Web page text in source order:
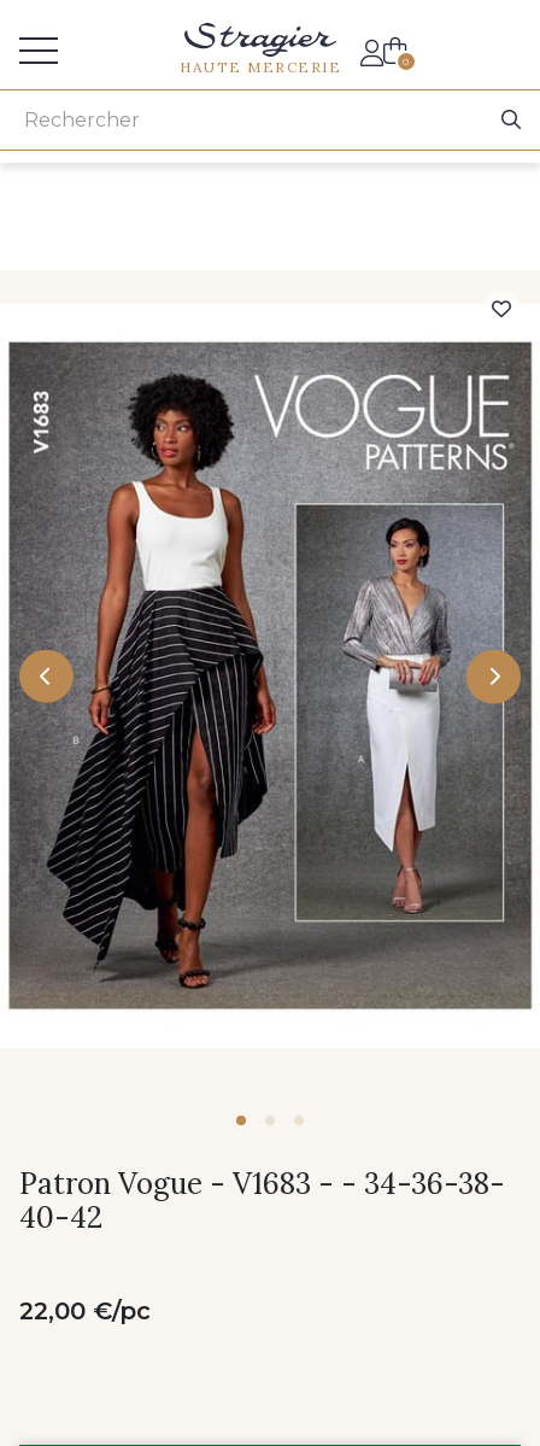
HAUTE MERCERIE 0
Patron Vogue - V1683 - - 34-36-38-
40-42
22,00 €/pc